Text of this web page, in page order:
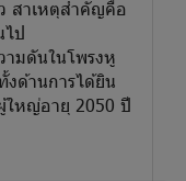
สาเหตุสำคัญคือ
ไป
ามดันในโพรงหู
ด้านการได้ยิน
ใหญ่อายุ 2050 ปี